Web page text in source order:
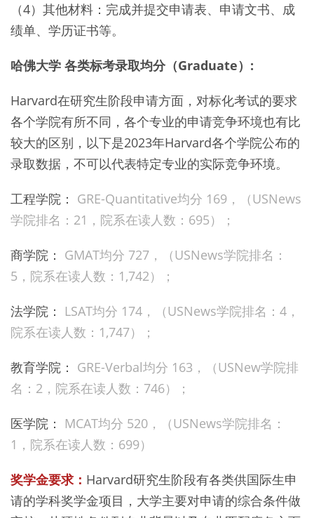
（4）其他材料：完成并提交申请表、申请文书、成
绩单、学历证书等。
哈佛大学 各类标考录取均分（Graduate）:
Harvard在研究生阶段申请方面，对标化考试的要求
各个学院有所不同，各个专业的申请竞争环境也有比
较大的区别，以下是2023年Harvard各个学院公布的
录取数据，不可以代表特定专业的实际竞争环境。
工程学院： GRE-Quantitative均分 169，（USNews
学院排名： 21，院系在读人数： 695）；
商学院： GMAT均分 727，（USNews学院排名：
5，院系在读人数： 1,742）；
法学院： LSAT均分 174，（USNews学院排名： 4，
院系在读人数： 1,747）；
教育学院： GRE-Verbal均分 163，（USNew学院排
名： 2，院系在读人数： 746）；
医学院：
MCAT均分 520，（USNews学院排名：
1，院系在读人数： 699）
奖学金要求： Harvard研究生阶段有各类供国际生申
请的学科奖学金项目，大学主要对申请的综合条件做